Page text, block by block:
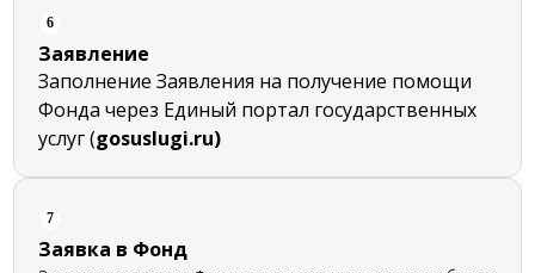
6
Заявление
Заполнение Заявления на получение помощи
Фонда через Единый портал государственных
услуг (gosuslugi.ru)
7
Заявка в Фонд